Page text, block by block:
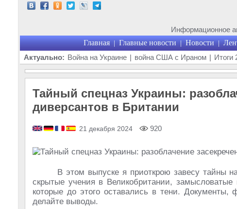
Информационное
Главная | Главные новости | Новости |
Актуально: Война на Украине | война США с Ираном | Итоги
Тайный спецназ Украины:
диверсантов в Британии
21 декабря 2024 920
В этом выпуске я приоткрою завесу тайны
скрытые учения в Великобритании,
которые до этого оставались в тени.
делайте выводы.